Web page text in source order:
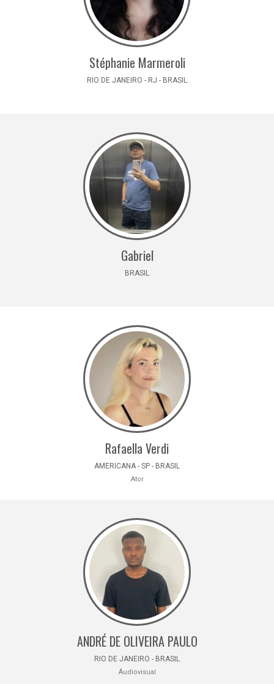
Stéphanie Marmeroli
RIO DE JANEIRO - RJ - BRASIL
Gabriel
BRASIL
Rafaella Verdi
AMERICANA - SP - BRASIL
Ator
ANDRÉ DE OLIVEIRA PAULO
RIO DE JANEIRO - BRASIL
Áudiovisual